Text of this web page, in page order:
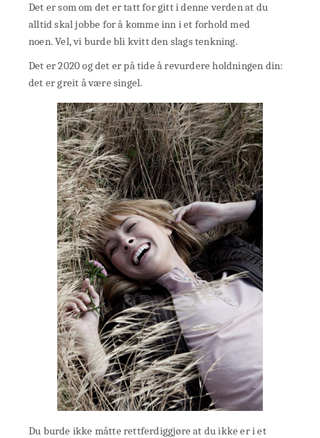
Det er som om det er tatt for gitt i denne verden at du
alltid skal jobbe for å komme inn i et forhold med
noen. Vel, vi burde bli kvitt den slags tenkning.
Det er 2020 og det er på tide å revurdere holdningen din:
det er greit å være singel.
Du burde ikke måtte rettferdiggjøre at du ikke er i et